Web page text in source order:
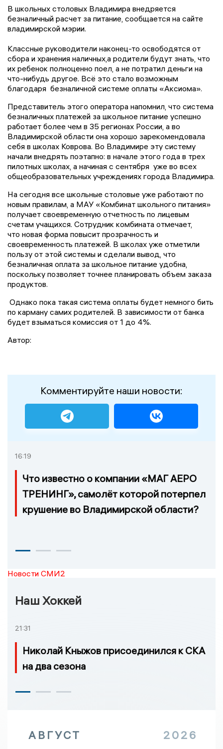
В школьных столовых Владимира внедряется
безналичный расчет за питание, сообщается на сайте
владимирской мэрии.
Классные руководители наконец-то освободятся от
сбора и хранения наличных,а родители будут знать, что
их ребенок полноценно поел, а не потратил деньги на
что-нибудь другое. Всё это стало возможным
благодаря безналичной системе оплаты «Аксиома».
Представитель этого оператора напомнил, что система
безналичных платежей за школьное питание успешно
работает более чем в 35 регионах России, а во
Владимирской области она хорошо зарекомендовала
себя в школах Коврова. Во Владимире эту систему
начали внедрять поэтапно: в начале этого года в трех
пилотных школах, а начиная с сентября уже во всех
общеобразовательных учреждениях города Владимира.
На сегодня все школьные столовые уже работают по
новым правилам, а МАУ «Комбинат школьного питания»
получает своевременную отчетность по лицевым
счетам учащихся. Сотрудник комбината отмечает,
что новая форма повысит прозрачность и
своевременность платежей. В школах уже отметили
пользу от этой системы и сделали вывод, что
безналичная оплата за школьное питание удобна,
поскольку позволяет точнее планировать объем заказа
продуктов.
Однако пока такая система оплаты будет немного бить
по карману самих родителей. В зависимости от банка
будет взыматься комиссия от 1 до 4%.
Автор:
Комментируйте наши новости:
16:19
Что известно о компании «МАГ АЕРО
ТРЕНИНГ», самолёт которой потерпел
крушение во Владимирской области?
Новости СМИ2
Наш Хоккей
21:31
Николай Кныжов присоединился к СКА
на два сезона
АВГУСТ 2026